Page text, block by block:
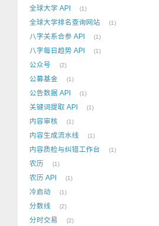
全球大学 API 1
全球大学排名查询网站 1
八字关系合参 API 1
八字每日趋势 API 1
公众号 2
公募基金 1
公告数据 API 1
关键词提取 API 1
内容审核 1
内容生成流水线 1
内容质检与纠错工作台 1
农历 1
农历 API 1
冷启动 1
分数线 2
分时交易 2